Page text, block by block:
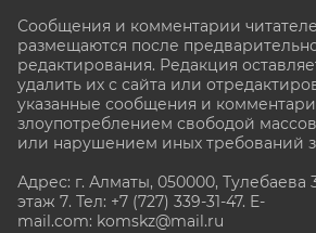
Сообщения и комментарии
размещаются после
редактирования. Редакция
удалить их с сайта или
указанные сообщения и
злоупотреблением свободой
или нарушением иных требований
Адрес: г. Алматы, 050000, Тулебаева
этаж 7. Тел: +7 (727) 339-31-47. E-
mail.com: komskz@mail.ru